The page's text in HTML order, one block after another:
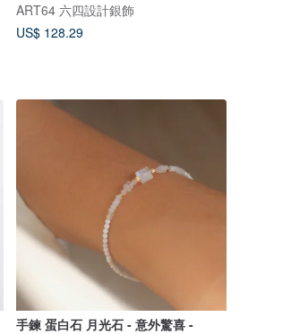
ART64 六四設計銀飾
US$ 128.29
手鍊 蛋白石 月光石 - 意外驚喜 -